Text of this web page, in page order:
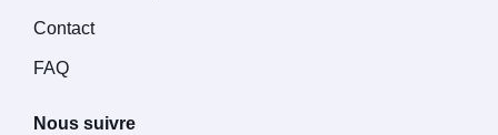
Contact
FAQ
Nous suivre